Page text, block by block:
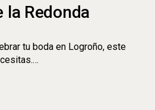
la Redonda
tu boda en Logroño, este